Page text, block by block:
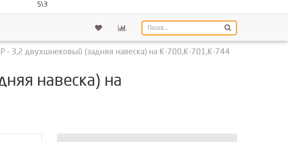
5\3
– 3,2 двухшнековый (задняя навеска) на К-700,К-701,К-744
навеска) на